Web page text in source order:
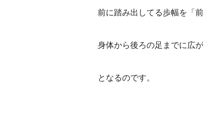
前に踏み出してる歩幅を「前
身体から後ろの足までに広
となるのです。